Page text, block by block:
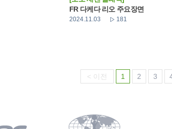
FR 다케다 리오 주요장면
2024.11.03 181
< 이전 1 2 3